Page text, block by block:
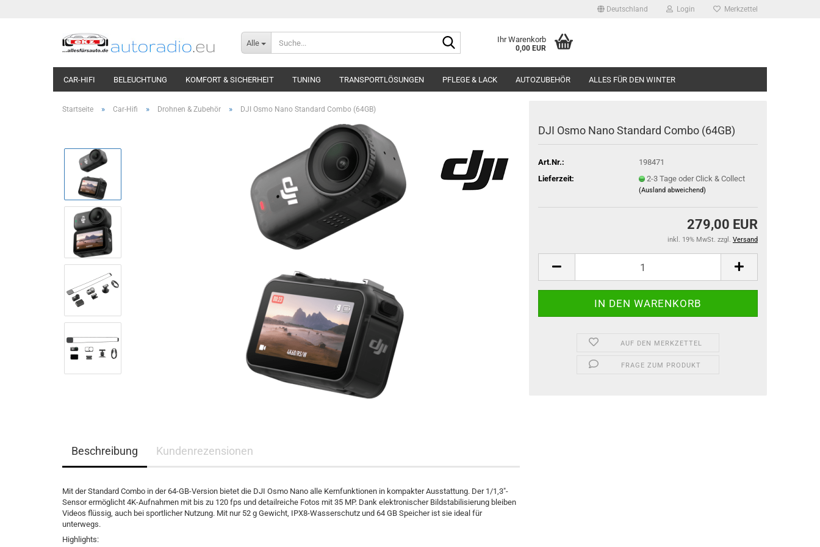
Deutschland Login Merkzettel
Alle Ihr Warenkorb
0,00 EUR
CAR-HIFI BELEUCHTUNG KOMFORT & SICHERHEIT TUNING TRANSPORTLÖSUNGEN PFLEGE & LACK AUTOZUBEHÖR ALLES FÜR DEN WINTER
Startseite » Car-Hifi » Drohnen & Zubehör » DJI Osmo Nano Standard Combo (64GB)
DJI Osmo Nano Standard Combo (64GB)
Art.Nr.:
198471
Lieferzeit:
2-3 Tage oder Click & Collect
(Ausland abweichend)
279,00 EUR
inkl. 19% MwSt. zzgl. Versand
AUF DEN MERKZETTEL
FRAGE ZUM PRODUKT
Beschreibung Kundenrezensionen
Mit der Standard Combo in der 64-GB-Version bietet die DJI Osmo Nano alle Kernfunktionen in kompakter Ausstattung. Der 1/1,3"-
Sensor ermöglicht 4K-Aufnahmen mit bis zu 120 fps und detailreiche Fotos mit 35 MP. Dank elektronischer Bildstabilisierung bleiben
Videos flüssig, auch bei sportlicher Nutzung. Mit nur 52 g Gewicht, IPX8-Wasserschutz und 64 GB Speicher ist sie ideal für
unterwegs.
Highlights: